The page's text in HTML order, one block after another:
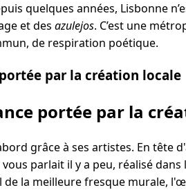
quelques années, Lisbonne
et des azulejos. C’est une
de respiration poétique.
par la création locale
portée par la
grâce à ses artistes. En tête
parlait il y a peu, réalisé
la meilleure fresque murale,